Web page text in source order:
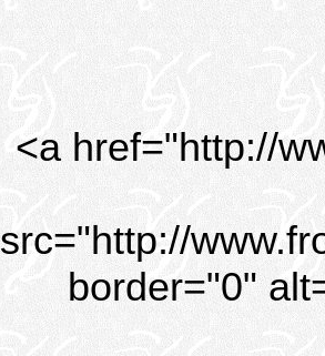
<a href="http://
src="http://
border="0"